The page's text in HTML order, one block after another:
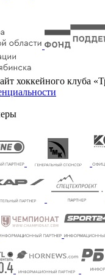
хоккейного клуба